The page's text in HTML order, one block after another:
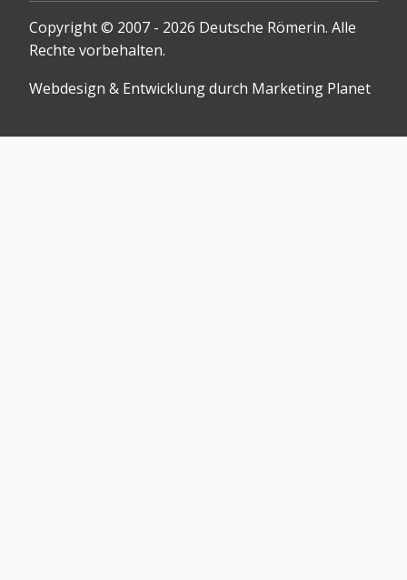
Copyright © 2007 - 2026 Deutsche Römerin. Alle
Rechte vorbehalten.
Webdesign & Entwicklung durch Marketing Planet